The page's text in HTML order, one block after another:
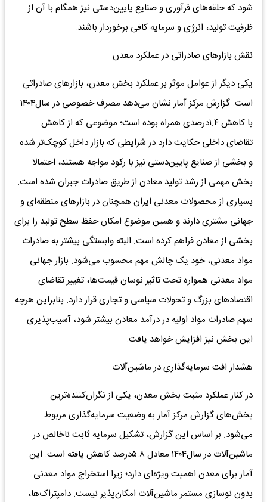
شود که حلقه‌های فرآوری و صنایع پایین‌دستی نیز همگام با آن از
ظرفیت تولید، انرژی و سرمایه کافی برخوردار باشند.
نقش بازارهای صادراتی در عملکرد معدن
یکی دیگر از عوامل موثر بر عملکرد بخش معدن، بازارهای صادراتی
است. گزارش مرکز آمار نشان می‌دهد مصرف خصوصی در سال۱۴۰۴
با کاهش ۱.۴درصدی همراه بوده است؛ موضوعی که از کاهش
تقاضای داخلی حکایت دارد.در شرایطی که بازار داخل کوچک‌تر شده
و بخشی از صنایع پایین‌دستی نیز با رکود مواجه هستند، احتمالا
بخش مهمی از رشد تولید معادن از طریق صادرات جبران شده است.
بسیاری از محصولات معدنی ایران همچنان در بازارهای منطقه‌ای و
جهانی مشتری دارند و همین موضوع امکان حفظ سطح تولید را برای
بخشی از معادن فراهم کرده است. البته وابستگی بیشتر به صادرات
مواد معدنی، خود یک چالش مهم محسوب می‌شود. بازار جهانی
مواد معدنی همواره تحت تاثیر نوسان قیمت‌ها، تغییر تقاضای
اقتصادهای بزرگ و تحولات سیاسی و تجاری قرار دارد. بنابراین هرچه
سهم صادرات مواد اولیه در درآمد معادن بیشتر شود، آسیب‌پذیری
این بخش نیز افزایش خواهد یافت.
هشدار افت سرمایه‌گذاری در ماشین‌آلات
در کنار عملکرد مثبت بخش معدن، یکی از نگران‌کننده‌ترین
بخش‌های گزارش مرکز آمار به وضعیت سرمایه‌گذاری مربوط
می‌شود. بر اساس این گزارش، تشکیل سرمایه ثابت ناخالص در
ماشین‌آلات در سال۱۴۰۴ معادل ۵.۸درصد کاهش یافته است. این
آمار برای معدن اهمیت ویژه‌ای دارد؛ زیرا استخراج مواد معدنی
بدون نوسازی مستمر ماشین‌آلات امکان‌پذیر نیست. دامپتراک‌ها،